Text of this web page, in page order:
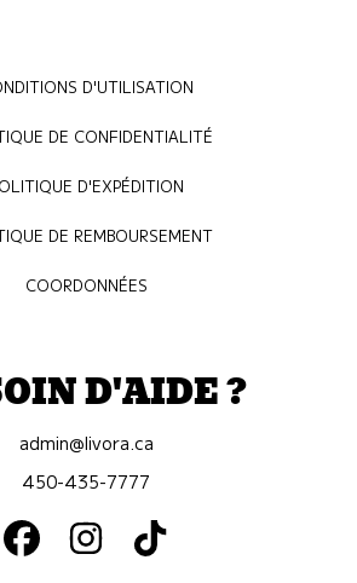
D'UTILISATION
DE CONFIDENTIALITÉ
D'EXPÉDITION
DE REMBOURSEMENT
COORDONNÉES
D'AIDE ?
admin@livora.ca
450-435-7777
FACEBOOKINSTAGRAMTIKTOK